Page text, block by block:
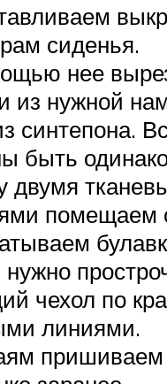
сиденья.
нее
из нужной
синтепона.
быть
двумя
помещаем
чехол по
линиями.